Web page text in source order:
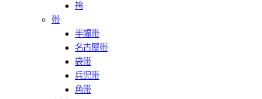
袴
帯
半幅帯
名古屋帯
袋帯
兵児帯
角帯